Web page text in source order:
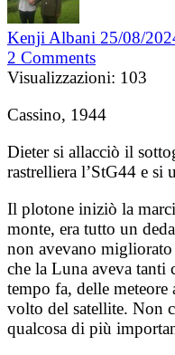
Kenji Albani 25/08/
2 Comments
Visualizzazioni: 103
Cassino, 1944
Dieter si allacciò il
rastrelliera l’StG44 e si
Il plotone iniziò la
monte, era tutto un
non avevano
che la Luna aveva tanti
tempo fa, delle meteore
volto del satellite. Non
qualcosa di più